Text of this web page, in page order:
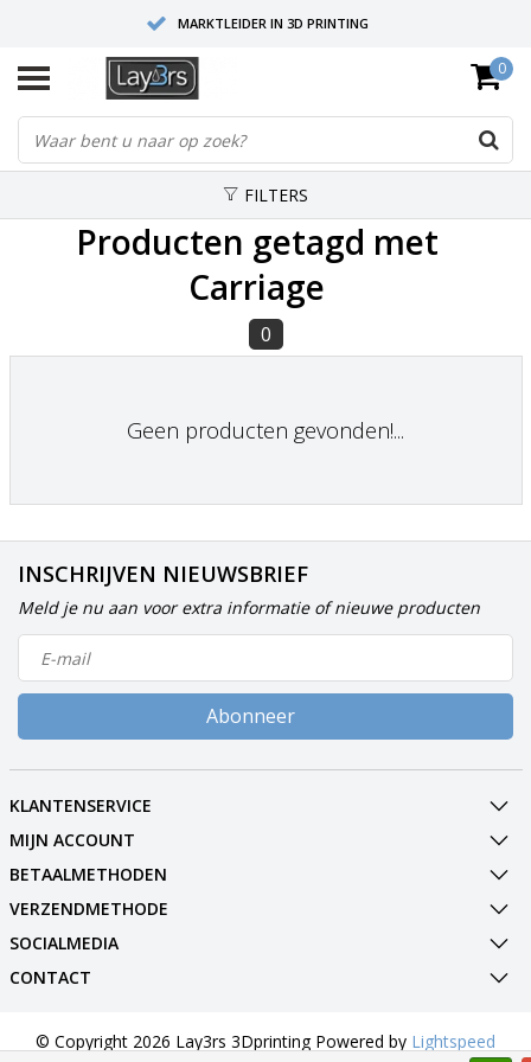
MARKTLEIDER IN 3D PRINTING
HOOGWAARDIGE SERVICE EN SUPPORT
FYSIEKE SHOWROOMS
0
FILTERS
Producten getagd met
Carriage
0
Geen producten gevonden!...
INSCHRIJVEN NIEUWSBRIEF
Meld je nu aan voor extra informatie of nieuwe producten
Abonneer
KLANTENSERVICE
MIJN ACCOUNT
BETAALMETHODEN
VERZENDMETHODE
SOCIALMEDIA
CONTACT
© Copyright 2026 Lay3rs 3Dprinting Powered by Lightspeed